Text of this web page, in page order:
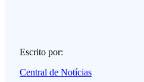
Escrito por:
Central de Notícias